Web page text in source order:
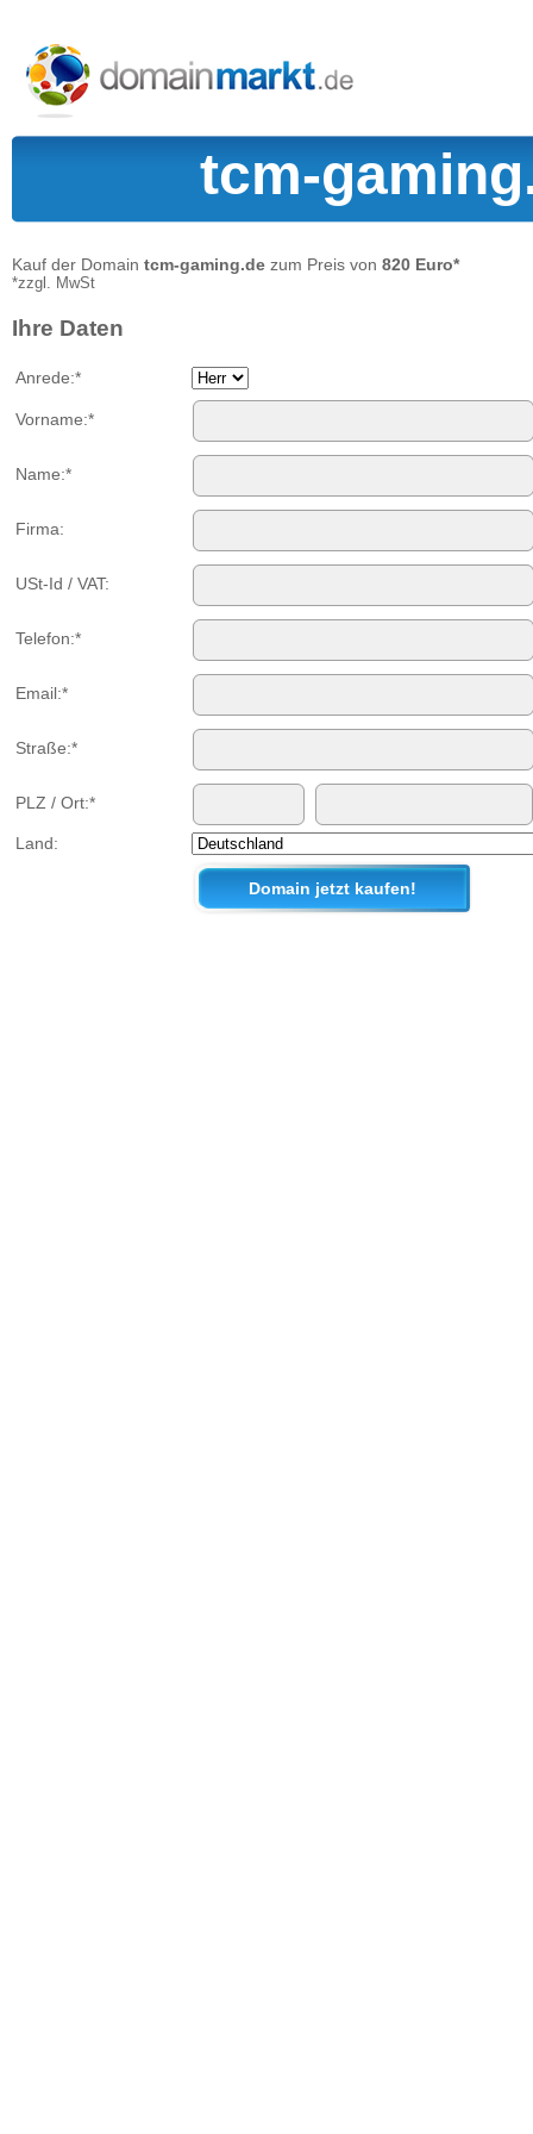
tcm-
Kauf der Domain tcm-gaming.de zum Preis von 820 Euro*
*zzgl. MwSt
Ihre Daten
Anrede:*
Vorname:*
Name:*
Firma:
USt-Id / VAT:
Telefon:*
Email:*
Straße:*
PLZ / Ort:*
Land: